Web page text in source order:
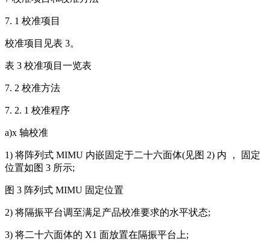
7. 1 校准项目
校准项目见表 3。
表 3 校准项目一览表
7. 2 校准方法
7. 2. 1 校准程序
a)x 轴校准
1) 将阵列式 MIMU 内嵌固定于二十六面体(见图 2) 内 ， 固定
位置如图 3 所示;
图 3 阵列式 MIMU 固定位置
2) 将隔振平台调至满足产品校准要求的水平状态;
3) 将二十六面体的 X1 面放置在隔振平台上;